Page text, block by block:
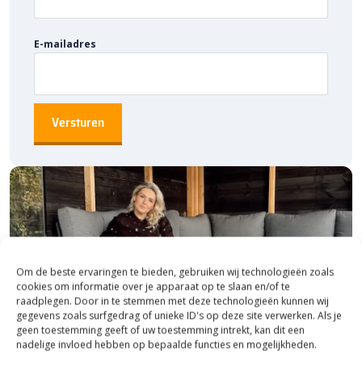
Om de beste ervaringen te bieden, gebruiken wij technologieën zoals
cookies om informatie over je apparaat op te slaan en/of te
raadplegen. Door in te stemmen met deze technologieën kunnen wij
gegevens zoals surfgedrag of unieke ID's op deze site verwerken. Als je
geen toestemming geeft of uw toestemming intrekt, kan dit een
nadelige invloed hebben op bepaalde functies en mogelijkheden.
E-mailadres